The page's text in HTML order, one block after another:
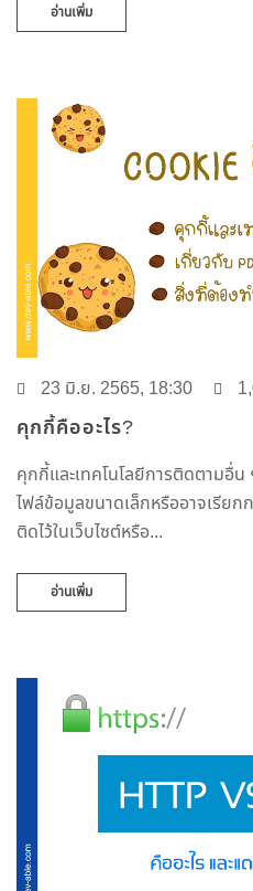
อ่านเพิ่ม
23 มิ.ย. 2565, 18:30
คุกกี้คืออะไร?
คุกกี้และเทคโนโลยีการติดตามอื่
ไฟล์ข้อมูลขนาดเล็กหรืออาจเรีย
ติดไว้ในเว็บไซต์หรือ...
อ่านเพิ่ม